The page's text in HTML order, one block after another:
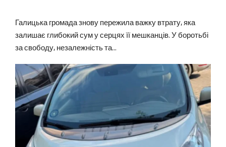
Галицька громада знову пережила важку втрату, яка
залишає глибокий сум у серцях її мешканців. У боротьбі
за свободу, незалежність та...